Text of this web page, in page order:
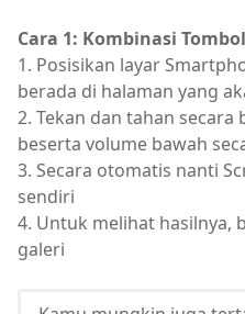
Cara 1: Kombinasi Tombol
1. Posisikan layar
berada di halaman yang
2. Tekan dan tahan
beserta volume bawah
3. Secara otomatis nanti
sendiri
4. Untuk melihat hasilnya,
galeri